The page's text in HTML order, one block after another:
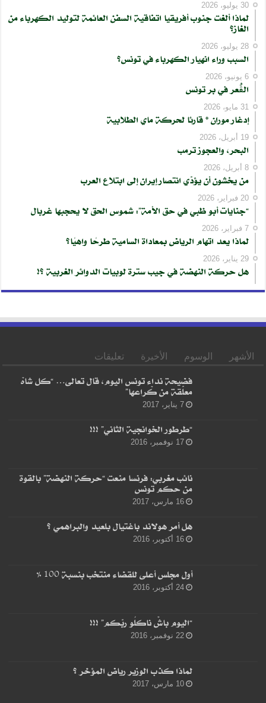
30 يوليو، 2026
لماذا ألغت جنوب أفريقيا اتفاقية السفن العائمة لتوليد الكهرباء من
الغاز؟
28 يوليو، 2026
السبب وراء انهيار الكهرباء في تونس؟
6 يونيو، 2026
الڨُعر في بر تونس
31 مايو، 2026
إدغار موران * قارئا لحركة ماي الطلابية
19 أبريل، 2026
البحر، والعجوز ترمب
8 أبريل، 2026
من يخشون أن يؤدّي انتصار إيران إلى ابتلاع العرب
20 فبراير، 2026
“جنايات أبو ظبي في حق الأمة”: شموس الحق لا يحجبها غربال
7 فبراير، 2026
لماذا يعد اتهام الرياض بمعاداة السامية طرحًا واهيًا؟
29 يناير، 2026
هل حركة النهضة في جيب سترة لوبيات الدوائر الغربية ؟!
الأشهر الوسوم الأخيرة تعليقات
فضيحة نداء تونس اليوم، قال تعالى… “كل شاهْ
معلّقة من كْراعها”
7 يناير، 2017
“طرطور الخوانجية الثاني” !!!
17 نوفمبر، 2016
نائب مغربي: فرنسا منعت “حركة النهضة” بالقوة
من حكم تونس
16 مارس، 2017
هل أمر هولاند باغتيال بلعيد والبراهمي ؟
16 أكتوبر، 2016
أول مجلس أعلى للقضاء منتخب بنسبة 100 %
24 أكتوبر، 2016
“اليوم باشْ ناكلُو ربّكم” !!!
22 نوفمبر، 2016
لماذا كذب الوزير رياض المؤخر ؟
10 مارس، 2017